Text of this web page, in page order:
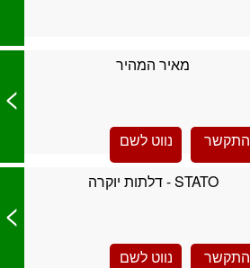
מאיר המהיר
התקשר נווט לשם
>
STATO - דלתות יוקרה
התקשר נווט לשם
>